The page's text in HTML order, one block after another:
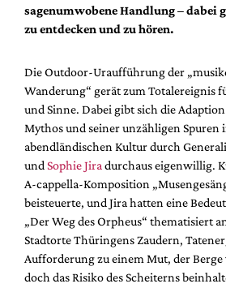
Autor:innen
Partner
Mediadaten
Suche
sagenumwobene Handlung – dabei
zu entdecken und zu hören.
Die Outdoor-Uraufführung der
Wanderung“ gerät zum Totalereignis
und Sinne. Dabei gibt sich die
Mythos und seiner unzähligen Spuren
abendländischen Kultur durch
und Sophie Jira durchaus eigenwillig.
A-cappella-Komposition
beisteuerte, und Jira hatten eine
„Der Weg des Orpheus“ thematisiert
Stadtorte Thüringens Zaudern,
Aufforderung zu einem Mut, der
doch das Risiko des Scheiterns